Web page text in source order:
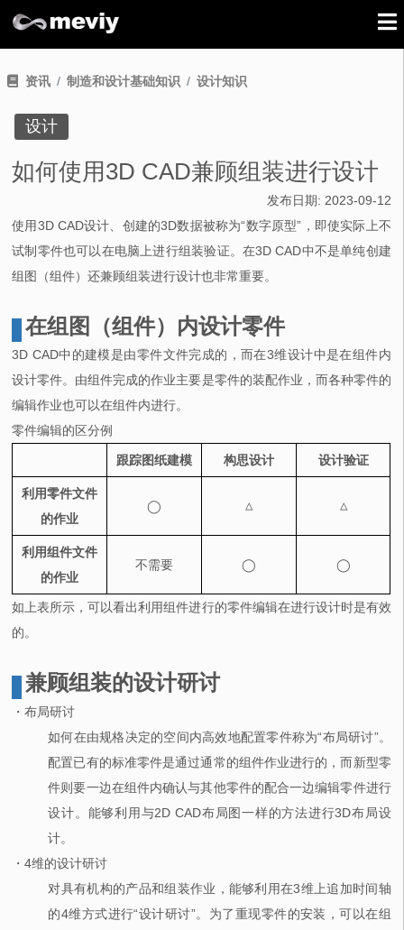
资讯 制造和设计基础知识 设计知识
设计
如何使用3D CAD兼顾组装进行设计
发布日期: 2023-09-12
使用3D CAD设计、创建的3D数据被称为“数字原型”，即使实际上不
试制零件也可以在电脑上进行组装验证。在3D CAD中不是单纯创建
组图（组件）还兼顾组装进行设计也非常重要。
在组图（组件）内设计零件
3D CAD中的建模是由零件文件完成的，而在3维设计中是在组件内
设计零件。由组件完成的作业主要是零件的装配作业，而各种零件的
编辑作业也可以在组件内进行。
零件编辑的区分例
跟踪图纸建模 构思设计 设计验证
利用零件文件
的作业
◯ △ △
利用组件文件
的作业
不需要 ◯ ◯
如上表所示，可以看出利用组件进行的零件编辑在进行设计时是有效
的。
兼顾组装的设计研讨
・布局研讨
如何在由规格决定的空间内高效地配置零件称为“布局研讨”。
配置已有的标准零件是通过通常的组件作业进行的，而新型零
件则要一边在组件内确认与其他零件的配合一边编辑零件进行
设计。能够利用与2D CAD布局图一样的方法进行3D布局设
计。
・4维的设计研讨
对具有机构的产品和组装作业，能够利用在3维上追加时间轴
的4维方式进行“设计研讨”。为了重现零件的安装，可以在组